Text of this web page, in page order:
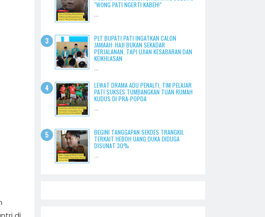
"WONG PATI NGERTI KABEH!"
PLT BUPATI PATI INGATKAN CALON
JAMAAH: HAJI BUKAN SEKADAR
PERJALANAN, TAPI UJIAN KESABARAN DAN
KEIKHLASAN
LEWAT DRAMA ADU PENALTI, TIM PELAJAR
PATI SUKSES TUMBANGKAN TUAN RUMAH
KUDUS DI PRA-POPDA
BEGINI TANGGAPAN SEKDES TRANGKIL
TERKAIT HEBOH UANG DUKA DIDUGA
DISUNAT 30%